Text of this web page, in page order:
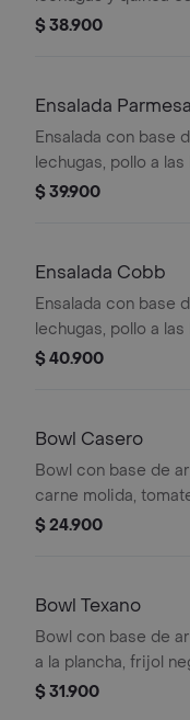
las hierbas, tomate
$ 38.900
Ensalada
Ensalada con base
lechugas, pollo a las
picado, tomate,
$ 39.900
Ensalada Cobb
Ensalada con base
lechugas, pollo a
huevo duro, tocineta,
$ 40.900
Bowl Casero
Bowl con base de
carne molida,
cebolla encurtida,
$ 24.900
Bowl Texano
Bowl con base de
a la plancha, frijol
pico de gallo y
$ 31.900